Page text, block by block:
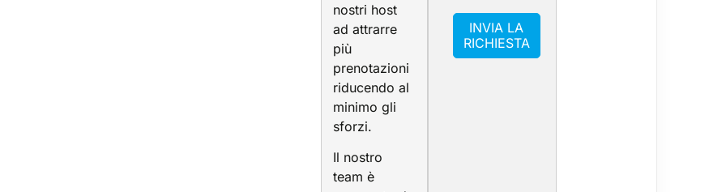
nostri host
ad attrarre
più
prenotazioni
riducendo al
minimo gli
sforzi.
Il nostro
team è
INVIA LA
RICHIESTA